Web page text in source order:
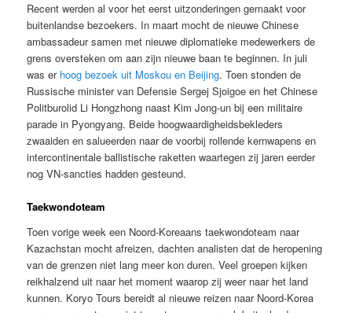
Recent werden al voor het eerst uitzonderingen gemaakt voor
buitenlandse bezoekers. In maart mocht de nieuwe Chinese
ambassadeur samen met nieuwe diplomatieke medewerkers de
grens oversteken om aan zijn nieuwe baan te beginnen. In juli
was er hoog bezoek uit Moskou en Beijing. Toen stonden de
Russische minister van Defensie Sergej Sjoigoe en het Chinese
Politburolid Li Hongzhong naast Kim Jong-un bij een militaire
parade in Pyongyang. Beide hoogwaardigheidsbekleders
zwaaiden en salueerden naar de voorbij rollende kernwapens en
intercontinentale ballistische raketten waartegen zij jaren eerder
nog VN-sancties hadden gesteund.
Taekwondoteam
Toen vorige week een Noord-Koreaans taekwondoteam naar
Kazachstan mocht afreizen, dachten analisten dat de heropening
van de grenzen niet lang meer kon duren. Veel groepen kijken
reikhalzend uit naar het moment waarop zij weer naar het land
kunnen. Koryo Tours bereidt al nieuwe reizen naar Noord-Korea